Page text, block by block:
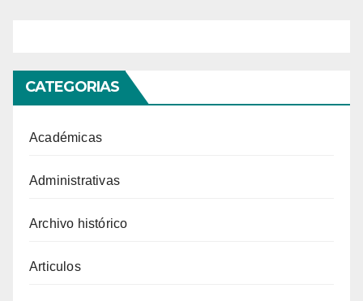
CATEGORIAS
Académicas
Administrativas
Archivo histórico
Articulos